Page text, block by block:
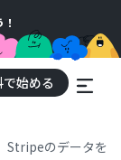
で始める
Stripeのデータを